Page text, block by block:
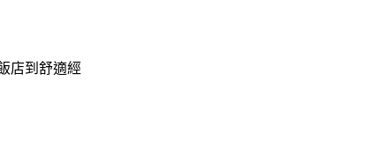
店到舒適經